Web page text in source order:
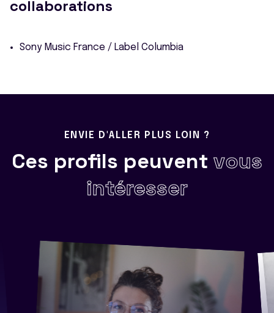
collaborations
Sony Music France / Label Columbia
ENVIE D'ALLER PLUS LOIN ?
Ces profils peuvent vous
intéresser